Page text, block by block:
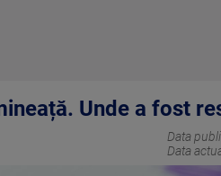
Unde a fost
Data
Data